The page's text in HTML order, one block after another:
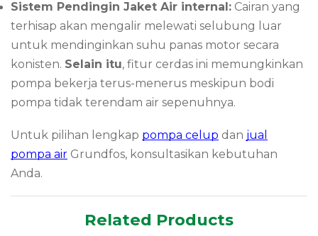
Sistem Pendingin Jaket Air internal: Cairan yang
terhisap akan mengalir melewati selubung luar
untuk mendinginkan suhu panas motor secara
konisten. Selain itu, fitur cerdas ini memungkinkan
pompa bekerja terus-menerus meskipun bodi
pompa tidak terendam air sepenuhnya.
Untuk pilihan lengkap pompa celup dan jual
pompa air Grundfos, konsultasikan kebutuhan
Anda.
Related Products